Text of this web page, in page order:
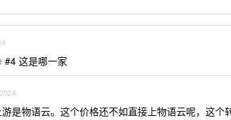
#4 这是哪一家
是物语云。这个价格还不如直接上物语云呢，这个